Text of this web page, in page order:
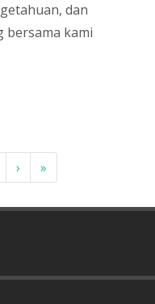
dan
bersama kami
› »